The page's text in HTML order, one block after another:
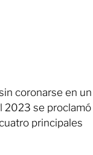
coronarse en un
2023 se proclamó
principales